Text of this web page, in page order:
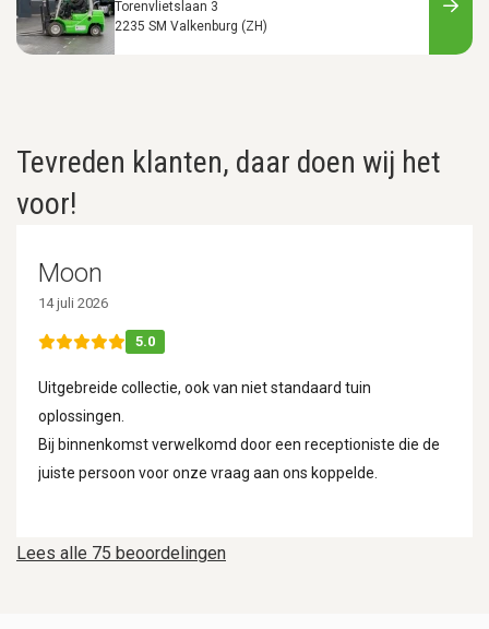
Torenvlietslaan 3
2235 SM Valkenburg (ZH)
Tevreden klanten, daar doen wij het
voor!
Lees alle 75 beoordelingen
Moon
14 juli 2026
5.0
Uitgebreide collectie, ook van niet standaard tuin
oplossingen.
Bij binnenkomst verwelkomd door een receptioniste die de
juiste persoon voor onze vraag aan ons koppelde.